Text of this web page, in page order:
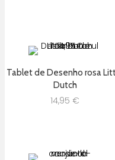
Tablet de Desenho rosa
Dutch
14,95 €